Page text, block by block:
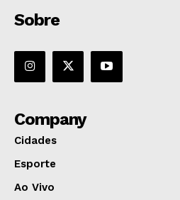
Sobre
Company
Cidades
Esporte
Ao Vivo